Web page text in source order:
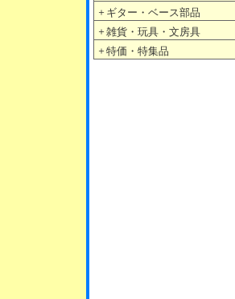
＋ ギター・ベース部品
＋ 雑貨・玩具・文房具
＋ 特価・特集品